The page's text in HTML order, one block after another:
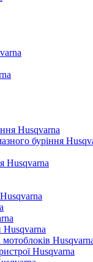
Husqvarna
буріння
Husqvarna
Husqvarna
мотоблоків
Husqvarna